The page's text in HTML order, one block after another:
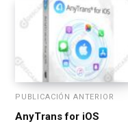
PUBLICACIÓN ANTERIOR
AnyTrans for iOS